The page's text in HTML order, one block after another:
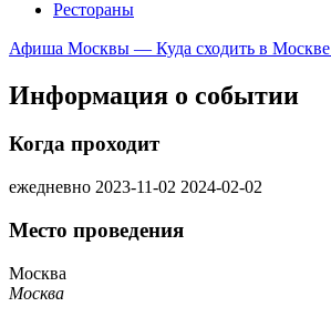
Рестораны
Афиша Москвы — Куда сходить в Москве
Информация о событии
Когда проходит
ежедневно 2023-11-02 2024-02-02
Место проведения
Москва
Москва